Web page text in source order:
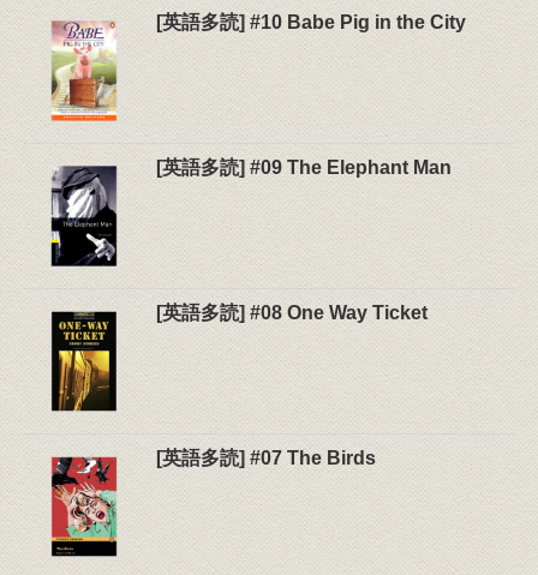
[英語多読] #10 Babe Pig in the City
[英語多読] #09 The Elephant Man
[英語多読] #08 One Way Ticket
[英語多読] #07 The Birds